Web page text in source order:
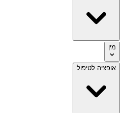
מין
אופציה לטיפול